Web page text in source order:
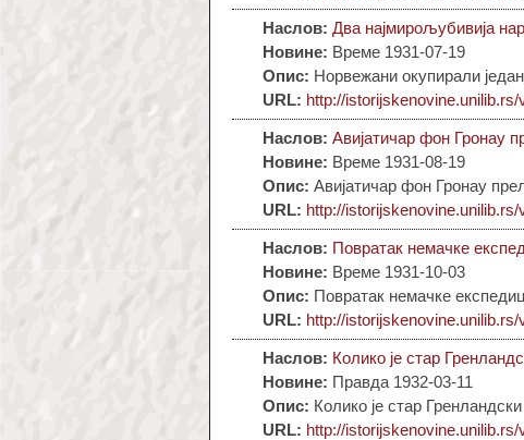
Наслов: Два најмирољубивија
Новине: Време 1931-07-19
Опис: Норвежани окупирали
URL: http://istorijskenovine.unilib.rs/
Наслов: Авијатичар фон Гронау
Новине: Време 1931-08-19
Опис: Авијатичар фон Гронау
URL: http://istorijskenovine.unilib.rs/
Наслов: Повратак немачке
Новине: Време 1931-10-03
Опис: Повратак немачке
URL: http://istorijskenovine.unilib.rs/
Наслов: Колико је стар
Новине: Правда 1932-03-11
Опис: Колико је стар
URL: http://istorijskenovine.unilib.rs/